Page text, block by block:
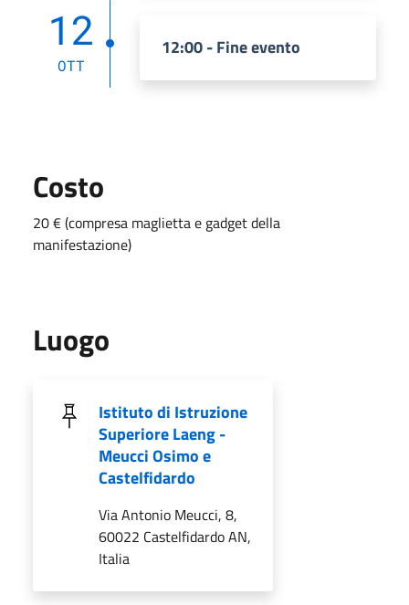
12
OTT
12:00 - Fine evento
Costo
20 € (compresa maglietta e gadget della
manifestazione)
Luogo
Istituto di Istruzione
Superiore Laeng -
Meucci Osimo e
Castelfidardo
Via Antonio Meucci, 8,
60022 Castelfidardo AN,
Italia